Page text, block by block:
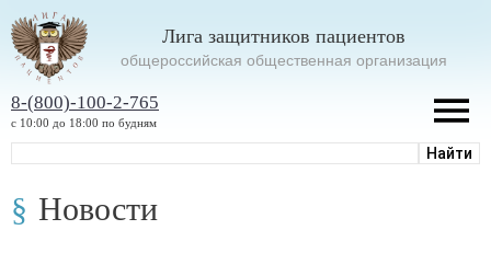
Лига защитников пациентов
oбщероссийская общественная организация
8-(800)-100-2-765
с 10:00 до 18:00 по будням
Новости